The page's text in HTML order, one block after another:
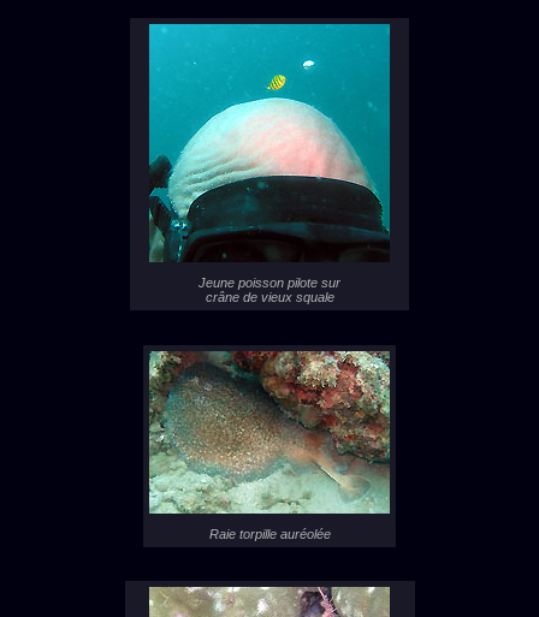
Jeune poisson pilote sur
crâne de vieux squale
Raie torpille auréolée